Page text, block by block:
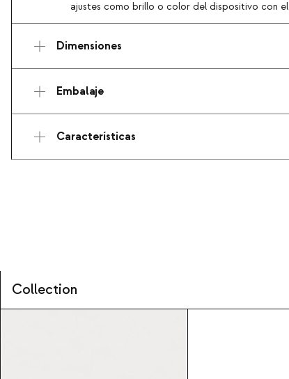
ajustes como brillo o color del dispositivo con el
Dimensiones
Embalaje
Características
Collection